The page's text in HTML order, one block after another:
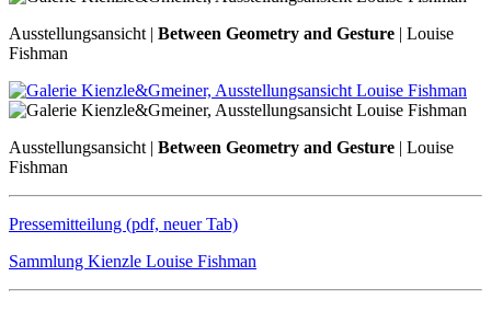
Ausstellungsansicht | Between Geometry and Gesture | Louise
Fishman
Ausstellungsansicht | Between Geometry and Gesture | Louise
Fishman
Pressemitteilung (pdf, neuer Tab)
Sammlung Kienzle Louise Fishman